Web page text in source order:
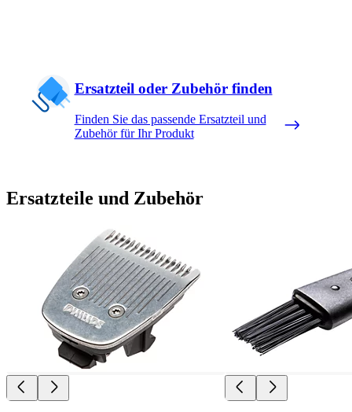
Ersatzteil oder Zubehör finden
Finden Sie das passende Ersatzteil und
Zubehör für Ihr Produkt
Ersatzteile und Zubehör